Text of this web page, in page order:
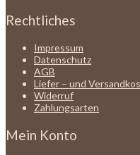
Rechtliches
Impressum
Datenschutz
AGB
Liefer – und
Widerruf
Zahlungsarten
Mein Konto